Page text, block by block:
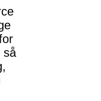
så